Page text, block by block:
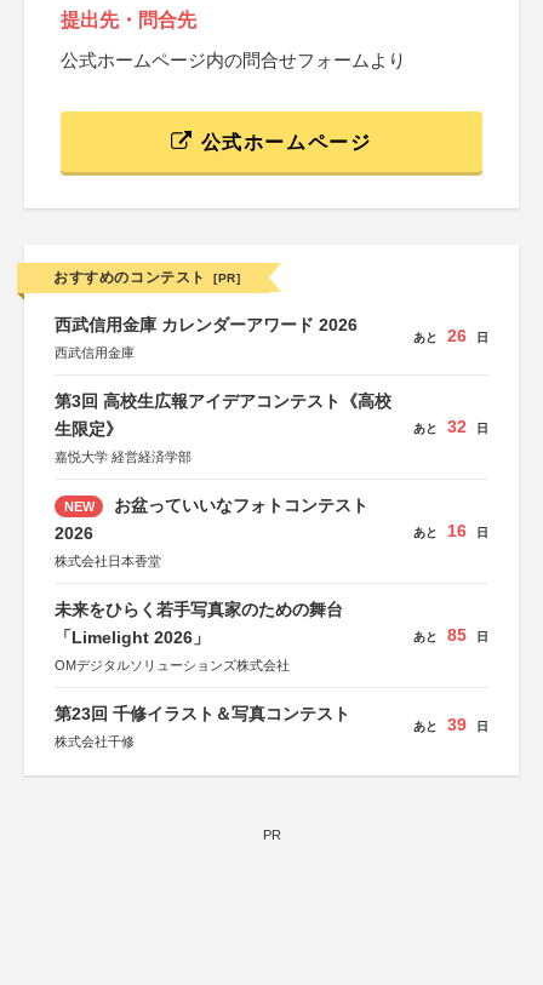
提出先・問合先
公式ホームページ内の問合せフォームより
公式ホームページ
おすすめのコンテスト [PR]
西武信用金庫 カレンダーアワード 2026
西武信用金庫
あと 26 日
第3回 高校生広報アイデアコンテスト《高校
生限定》
嘉悦大学 経営経済学部
あと 32 日
NEW
お盆っていいなフォトコンテスト
2026
株式会社日本香堂
あと 16 日
未来をひらく若手写真家のための舞台
「Limelight 2026」
OMデジタルソリューションズ株式会社
あと 85 日
第23回 千修イラスト＆写真コンテスト
株式会社千修
あと 39 日
PR